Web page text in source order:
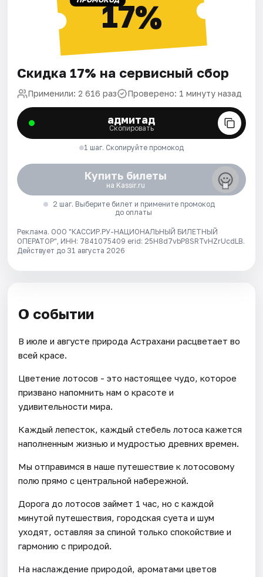
17%
Скидка 17% на сервисный сбор
Применили: 2 616 раз Проверено: 1 минуту назад
адмитад
Скопировать
1 шаг. Скопируйте промокод
Купить билеты
на Kassir.ru
2 шаг. Выберите билет и примените промокод
до оплаты
Реклама. ООО "КАССИР.РУ-НАЦИОНАЛЬНЫЙ БИЛЕТНЫЙ
ОПЕРАТОР", ИНН: 7841075409 erid: 25H8d7vbP8SRTvHZrUcdLB.
Действует до 31 августа 2026
О событии
В июле и августе природа Астрахани расцветает во
всей красе.
Цветение лотосов - это настоящее чудо, которое
призвано напомнить нам о красоте и
удивительности мира.
Каждый лепесток, каждый стебель лотоса кажется
наполненным жизнью и мудростью древних времен.
Мы отправимся в наше путешествие к лотосовому
полю прямо с центральной набережной.
Дорога до лотосов займет 1 час, но с каждой
минутой путешествия, городская суета и шум
уходят, оставляя за спиной только спокойствие и
гармонию с природой.
На наслаждение природой, ароматами цветов